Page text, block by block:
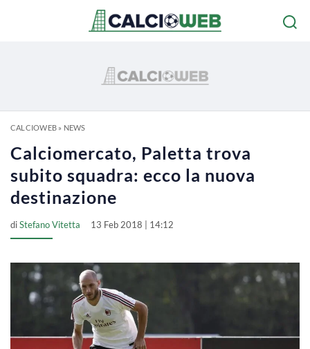
CALCIOWEB» NEWS
Calciomercato, Paletta trova
subito squadra: ecco la nuova
destinazione
diStefano Vitetta 13 Feb 2018 | 14:12